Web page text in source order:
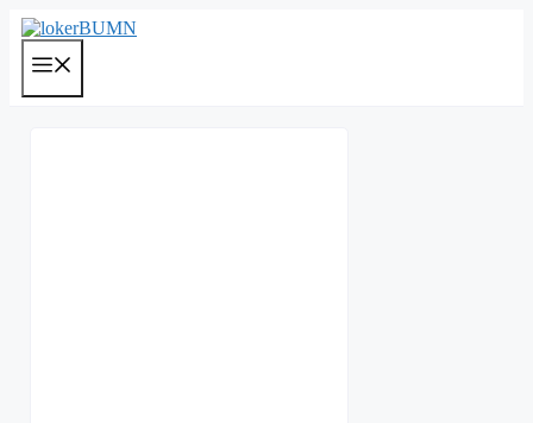
Langsung
ke